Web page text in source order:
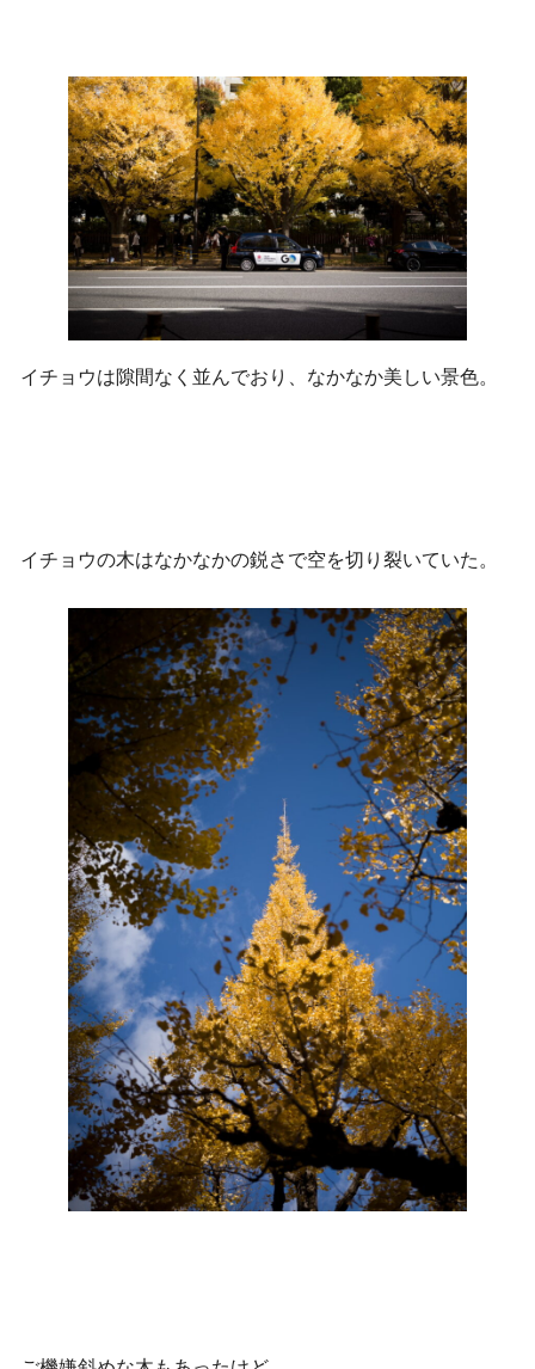
イチョウは隙間なく並んでおり、なかなか美しい景色。
イチョウの木はなかなかの鋭さで空を切り裂いていた。